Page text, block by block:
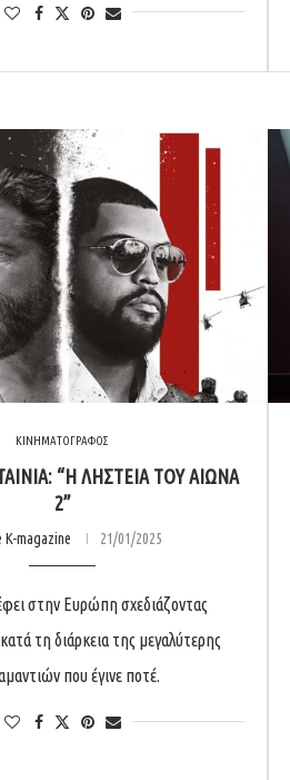
ΚΙΝΗΜΑΤΟΓΡΑΦΟΣ
“Η ΛΗΣΤΕΙΑ ΤΟΥ ΑΙΩΝΑ
2”
K-magazine 21/01/2025
στην Ευρώπη σχεδιάζοντας
τη διάρκεια της μεγαλύτερης
που έγινε ποτέ.